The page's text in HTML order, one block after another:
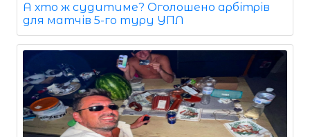
А хто ж судитиме? Оголошено арбітрів
для матчів 5-го туру УПЛ